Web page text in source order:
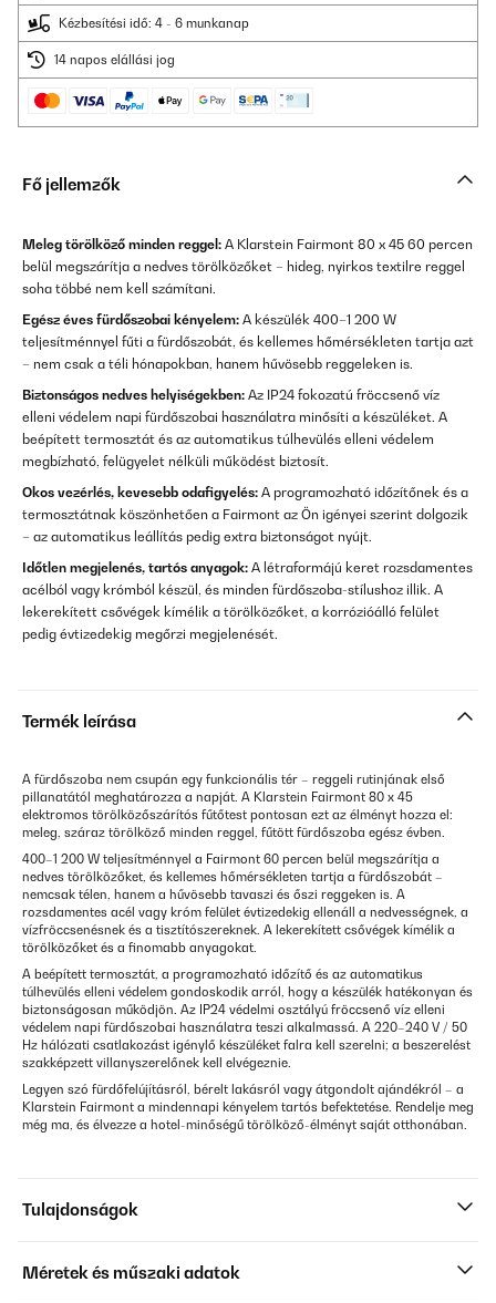
Kézbesítési idő: 4 - 6 munkanap
14 napos elállási jog
Fő jellemzők
Meleg törölköző minden reggel: A Klarstein Fairmont 80 x 45 60 percen
belül megszárítja a nedves törölközőket – hideg, nyirkos textilre reggel
soha többé nem kell számítani.
Egész éves fürdőszobai kényelem: A készülék 400–1 200 W
teljesítménnyel fűti a fürdőszobát, és kellemes hőmérsékleten tartja azt
– nem csak a téli hónapokban, hanem hűvösebb reggeleken is.
Biztonságos nedves helyiségekben: Az IP24 fokozatú fröccsenő víz
elleni védelem napi fürdőszobai használatra minősíti a készüléket. A
beépített termosztát és az automatikus túlhevülés elleni védelem
megbízható, felügyelet nélküli működést biztosít.
Okos vezérlés, kevesebb odafigyelés: A programozható időzítőnek és a
termosztátnak köszönhetően a Fairmont az Ön igényei szerint dolgozik
– az automatikus leállítás pedig extra biztonságot nyújt.
Időtlen megjelenés, tartós anyagok: A létraformájú keret rozsdamentes
acélból vagy krómból készül, és minden fürdőszoba-stílushoz illik. A
lekerekített csővégek kímélik a törölközőket, a korrózióálló felület
pedig évtizedekig megőrzi megjelenését.
Termék leírása
A fürdőszoba nem csupán egy funkcionális tér – reggeli rutinjának első
pillanatától meghatározza a napját. A Klarstein Fairmont 80 x 45
elektromos törölközőszárítós fűtőtest pontosan ezt az élményt hozza el:
meleg, száraz törölköző minden reggel, fűtött fürdőszoba egész évben.
400–1 200 W teljesítménnyel a Fairmont 60 percen belül megszárítja a
nedves törölközőket, és kellemes hőmérsékleten tartja a fürdőszobát –
nemcsak télen, hanem a hűvösebb tavaszi és őszi reggeken is. A
rozsdamentes acél vagy króm felület évtizedekig ellenáll a nedvességnek, a
vízfröccsenésnek és a tisztítószereknek. A lekerekített csővégek kímélik a
törölközőket és a finomabb anyagokat.
A beépített termosztát, a programozható időzítő és az automatikus
túlhevülés elleni védelem gondoskodik arról, hogy a készülék hatékonyan és
biztonságosan működjön. Az IP24 védelmi osztályú fröccsenő víz elleni
védelem napi fürdőszobai használatra teszi alkalmassá. A 220–240 V / 50
Hz hálózati csatlakozást igénylő készüléket falra kell szerelni; a beszerelést
szakképzett villanyszerelőnek kell elvégeznie.
Legyen szó fürdőfelújításról, bérelt lakásról vagy átgondolt ajándékról – a
Klarstein Fairmont a mindennapi kényelem tartós befektetése. Rendelje meg
még ma, és élvezze a hotel-minőségű törölköző-élményt saját otthonában.
Tulajdonságok
Méretek és műszaki adatok